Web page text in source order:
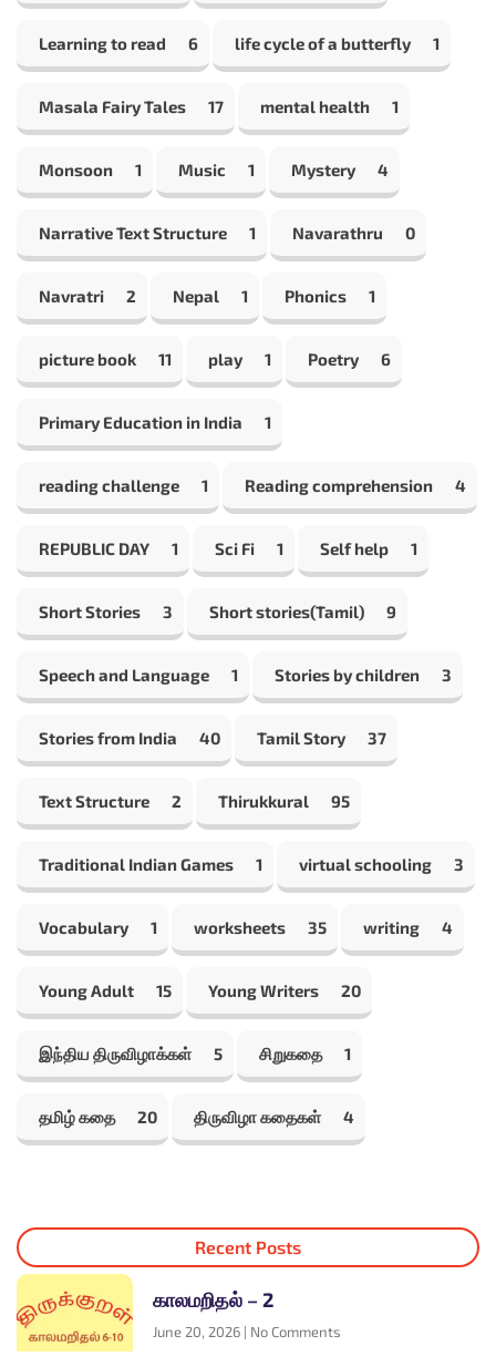
Learning to read 6 life cycle of a butterfly 1
Masala Fairy Tales 17 mental health 1
Monsoon 1 Music 1 Mystery 4
Narrative Text Structure 1 Navarathru 0
Navratri 2 Nepal 1 Phonics 1
picture book 11 play 1 Poetry 6
Primary Education in India 1
reading challenge 1 Reading comprehension 4
REPUBLIC DAY 1 Sci Fi 1 Self help 1
Short Stories 3 Short stories(Tamil) 9
Speech and Language 1 Stories by children 3
Stories from India 40 Tamil Story 37
Text Structure 2 Thirukkural 95
Traditional Indian Games 1 virtual schooling 3
Vocabulary 1 worksheets 35 writing 4
Young Adult 15 Young Writers 20
இந்திய திருவிழாக்கள் 5 சிறுகதை 1
தமிழ் கதை 20 திருவிழா கதைகள் 4
Recent Posts
காலமறிதல் – 2
June 20, 2026 No Comments